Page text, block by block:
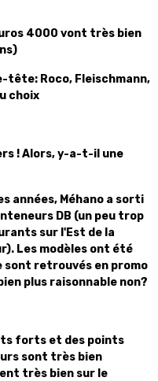
4000 vont très bien
tête: Roco, Fleischmann,
choix
! Alors, y-a-t-il une
années, Méhano a sorti
DB (un peu trop
sur l'Est de la
Les modèles ont été
sont retrouvés en promo
plus raisonnable non?
forts et des points
sont très bien
très bien sur le